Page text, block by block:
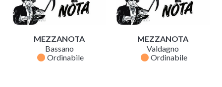
MEZZANOTA
Bassano
fiber_manual_record Ordinabile
MEZZANOTA
Valdagno
fiber_manual_record Ordinabile